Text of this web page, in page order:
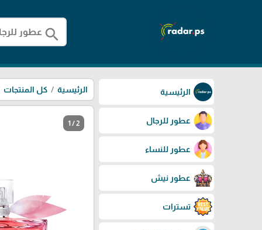
search
الرئيسية
عطور للرجال
عطور للنساء
عطور نيش
تسترات
الرئيسية كل المنتجات
1 / 2